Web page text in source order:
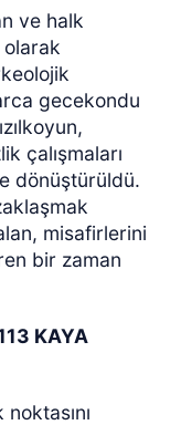
ve halk
olarak
gecekondu
çalışmaları
dönüştürüldü.
misafirlerini
bir zaman
KAYA